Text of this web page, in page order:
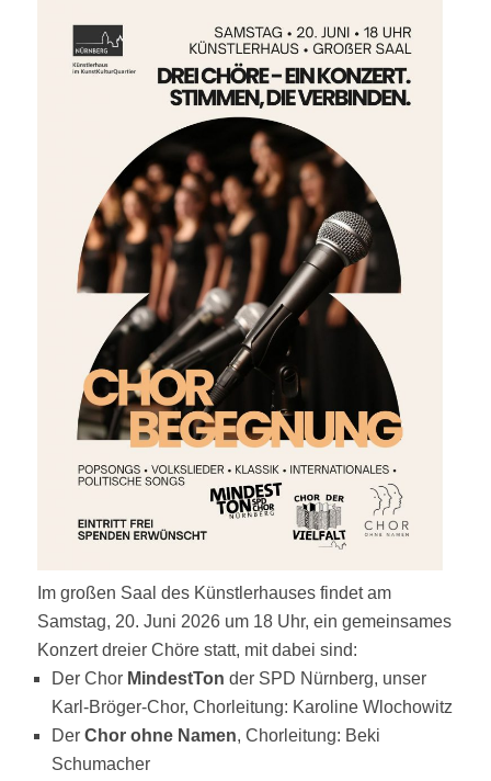
Im großen Saal des Künstlerhauses findet am
Samstag, 20. Juni 2026 um 18 Uhr, ein gemeinsames
Konzert dreier Chöre statt, mit dabei sind:
Der Chor MindestTon der SPD Nürnberg, unser
Karl-Bröger-Chor, Chorleitung: Karoline Wlochowitz
DerChor ohne Namen, Chorleitung: Beki
Schumacher